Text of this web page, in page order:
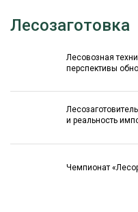
Лесозаготовка
Лесовозная
перспективы
и реальность
Чемпионат